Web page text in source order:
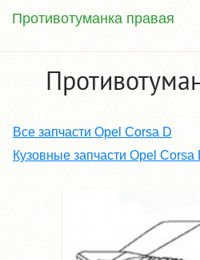
Противотуманка правая
Все запчасти Opel Corsa D
Кузовные запчасти Opel Corsa